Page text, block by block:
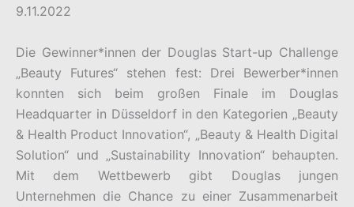
9.11.2022
Die Gewinner*innen der Douglas Start-up Challenge
„Beauty Futures“ stehen fest: Drei Bewerber*innen
konnten sich beim großen Finale im Douglas
Headquarter in Düsseldorf in den Kategorien „Beauty
& Health Product Innovation“, „Beauty & Health Digital
Solution“ und „Sustainability Innovation“ behaupten.
Mit dem Wettbewerb gibt Douglas jungen
Unternehmen die Chance zu einer Zusammenarbeit